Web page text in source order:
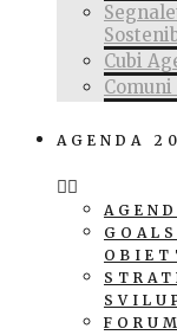
Cubi
AGENDA